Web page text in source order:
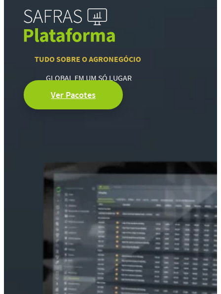
TUDO SOBRE O AGRONEGÓCIO
GLOBAL EM UM SÓ LUGAR
Ver Pacotes